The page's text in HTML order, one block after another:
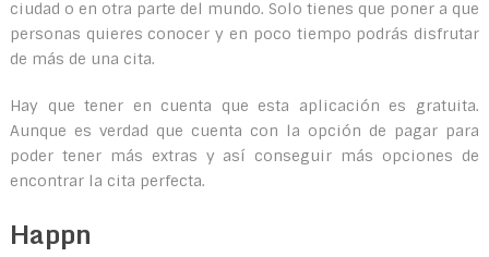
ciudad o en otra parte del mundo. Solo tienes que poner a que
personas quieres conocer y en poco tiempo podrás disfrutar
de más de una cita.
Hay que tener en cuenta que esta aplicación es gratuita.
Aunque es verdad que cuenta con la opción de pagar para
poder tener más extras y así conseguir más opciones de
encontrar la cita perfecta.
Happn